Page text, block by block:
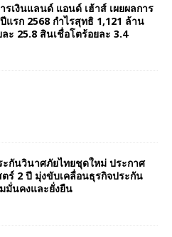
รเงินแลนด์ แอนด์ เฮ้าส์ เผยผลการ
แรก 2568 กำไรสุทธิ 1,121 ล้าน
ะ 25.8 สินเชื่อโตร้อยละ 3.4
กันวินาศภัยไทยชุดใหม่ ประกาศ
ร์ 2 ปี มุ่งขับเคลื่อนธุรกิจประกัน
มั่นคงและยั่งยืน